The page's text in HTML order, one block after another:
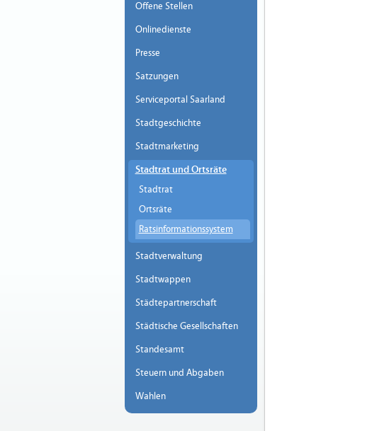
Offene Stellen
Onlinedienste
Presse
Satzungen
Serviceportal Saarland
Stadtgeschichte
Stadtmarketing
Stadtrat und Ortsräte
Stadtrat
Ortsräte
Ratsinformationssystem
Stadtverwaltung
Stadtwappen
Städtepartnerschaft
Städtische Gesellschaften
Standesamt
Steuern und Abgaben
Wahlen